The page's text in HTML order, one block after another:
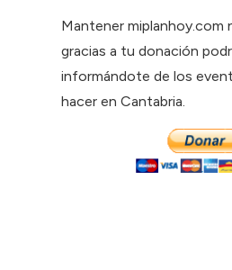
Mantener miplanhoy.com
gracias a tu donación
informándote de los
hacer en Cantabria.